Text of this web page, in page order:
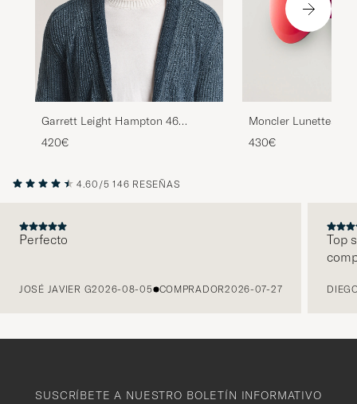
Garrett Leight Hampton 46
Sunglasses Pure Glass
420€
Moncler Lunettes
Goggles Black/Red
430€
4.60/5 146 RESEÑAS
Perfecto
JOSÉ JAVIER G2026-08-05 COMPRADOR2026-07-27
Top
SUSCRÍBETE A NUESTRO BOLETÍN INFORMATIVO